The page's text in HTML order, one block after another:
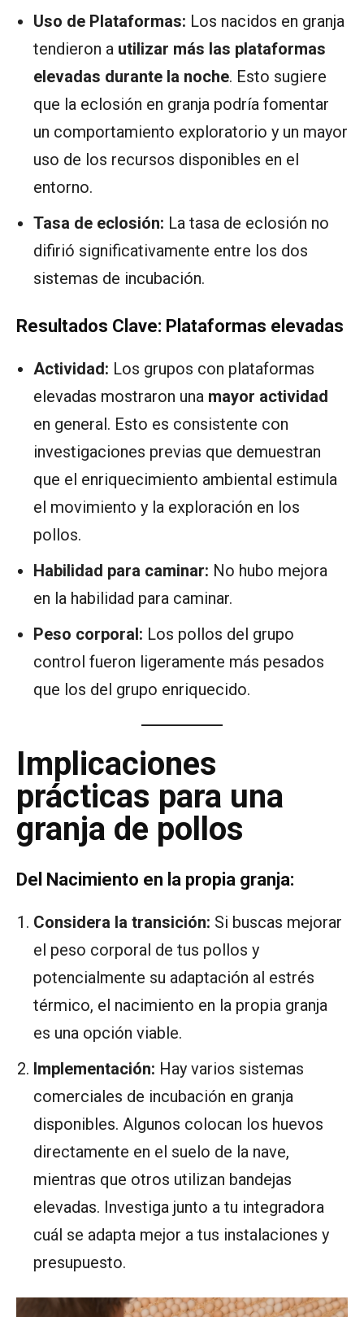
Uso de Plataformas: Los nacidos en granja
tendieron a utilizar más las plataformas
elevadas durante la noche. Esto sugiere
que la eclosión en granja podría fomentar
un comportamiento exploratorio y un mayor
uso de los recursos disponibles en el
entorno.
Tasa de eclosión: La tasa de eclosión no
difirió significativamente entre los dos
sistemas de incubación.
Resultados Clave: Plataformas elevadas
Actividad: Los grupos con plataformas
elevadas mostraron una mayor actividad
en general. Esto es consistente con
investigaciones previas que demuestran
que el enriquecimiento ambiental estimula
el movimiento y la exploración en los
pollos.
Habilidad para caminar: No hubo mejora
en la habilidad para caminar.
Peso corporal: Los pollos del grupo
control fueron ligeramente más pesados
que los del grupo enriquecido.
Implicaciones
prácticas para una
granja de pollos
Del Nacimiento en la propia granja:
Considera la transición: Si buscas mejorar
el peso corporal de tus pollos y
potencialmente su adaptación al estrés
térmico, el nacimiento en la propia granja
es una opción viable.
Implementación: Hay varios sistemas
comerciales de incubación en granja
disponibles. Algunos colocan los huevos
directamente en el suelo de la nave,
mientras que otros utilizan bandejas
elevadas. Investiga junto a tu integradora
cuál se adapta mejor a tus instalaciones y
presupuesto.